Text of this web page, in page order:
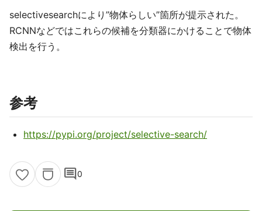
selectivesearchにより”物体らしい”箇所が提示された。
RCNNなどではこれらの候補を分類器にかけることで物体
検出を行う。
参考
https://pypi.org/project/selective-search/
comment0